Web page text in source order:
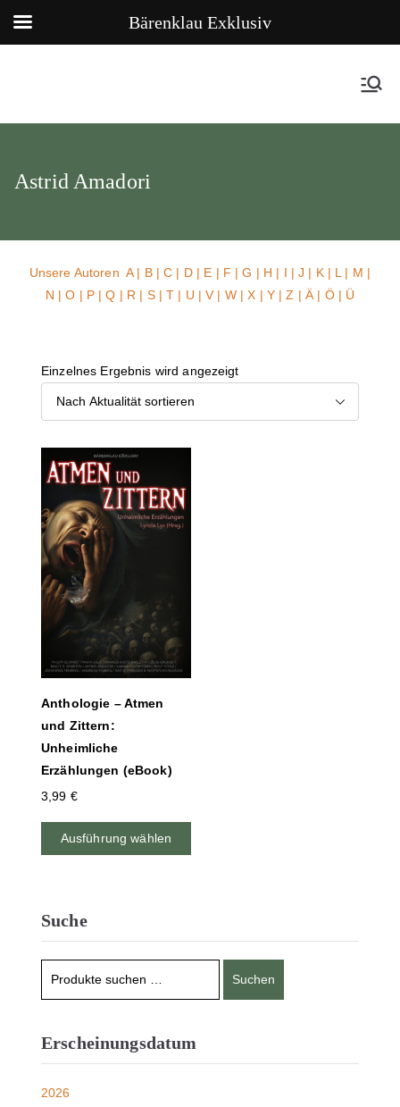
Astrid Amadori
Unsere AutorenA| B|C | D| E | F |G | H | I |J | K| L | M |
N |O | P|Q | R | S|T | U | V | W| X | Y | Z | Ä | Ö | Ü
Einzelnes Ergebnis wird angezeigt
Anthologie – Atmen
und Zittern:
Unheimliche
Erzählungen (eBook)
3,99 €
Ausführung wählen
Suche
Suchen
Erscheinungsdatum
2026
Bärenklau Exklusiv